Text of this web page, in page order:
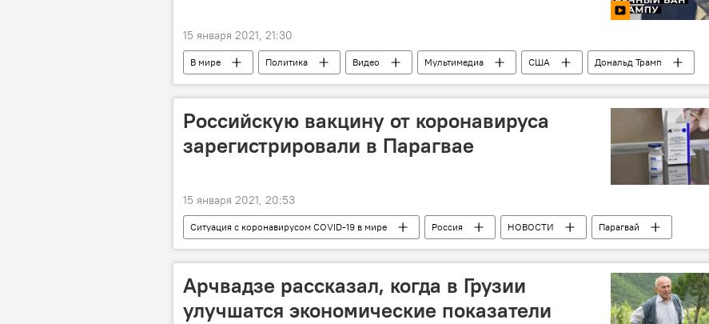
15 января 2021, 21:30
В мире Политика Видео Мультимедиа США
Дональд Трамп
Импичмент
ОБЩЕСТВО
Российскую вакцину от коронавируса
зарегистрировали в Парагвае
15 января 2021, 20:53
Ситуация с коронавирусом COVID-19 в мире Россия НОВОСТИ
Парагвай
Коронавирус COVID-19
Вакцинация от коронавируса
Арчвадзе рассказал, когда в Грузии
улучшатся экономические показатели